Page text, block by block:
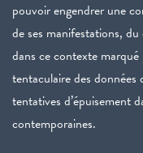
pouvoir engendrer une
de ses manifestations,
dans ce contexte
tentaculaire des données
tentatives d’épuisement
contemporaines.